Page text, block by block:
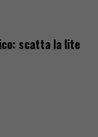
scatta la lite